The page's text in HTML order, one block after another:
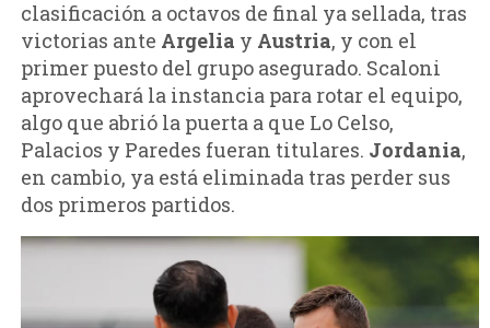
clasificación a octavos de final ya sellada, tras
victorias ante Argelia y Austria, y con el
primer puesto del grupo asegurado. Scaloni
aprovechará la instancia para rotar el equipo,
algo que abrió la puerta a que Lo Celso,
Palacios y Paredes fueran titulares. Jordania,
en cambio, ya está eliminada tras perder sus
dos primeros partidos.